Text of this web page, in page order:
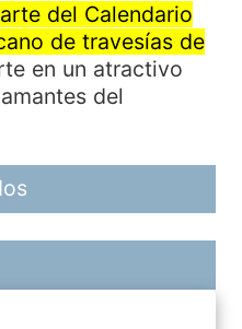
del Calendario
de travesías de
en un atractivo
del